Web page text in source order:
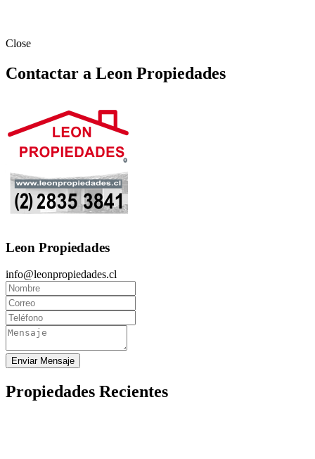
Close
Contactar a Leon Propiedades
Leon Propiedades
info@leonpropiedades.cl
Enviar Mensaje
Propiedades Recientes